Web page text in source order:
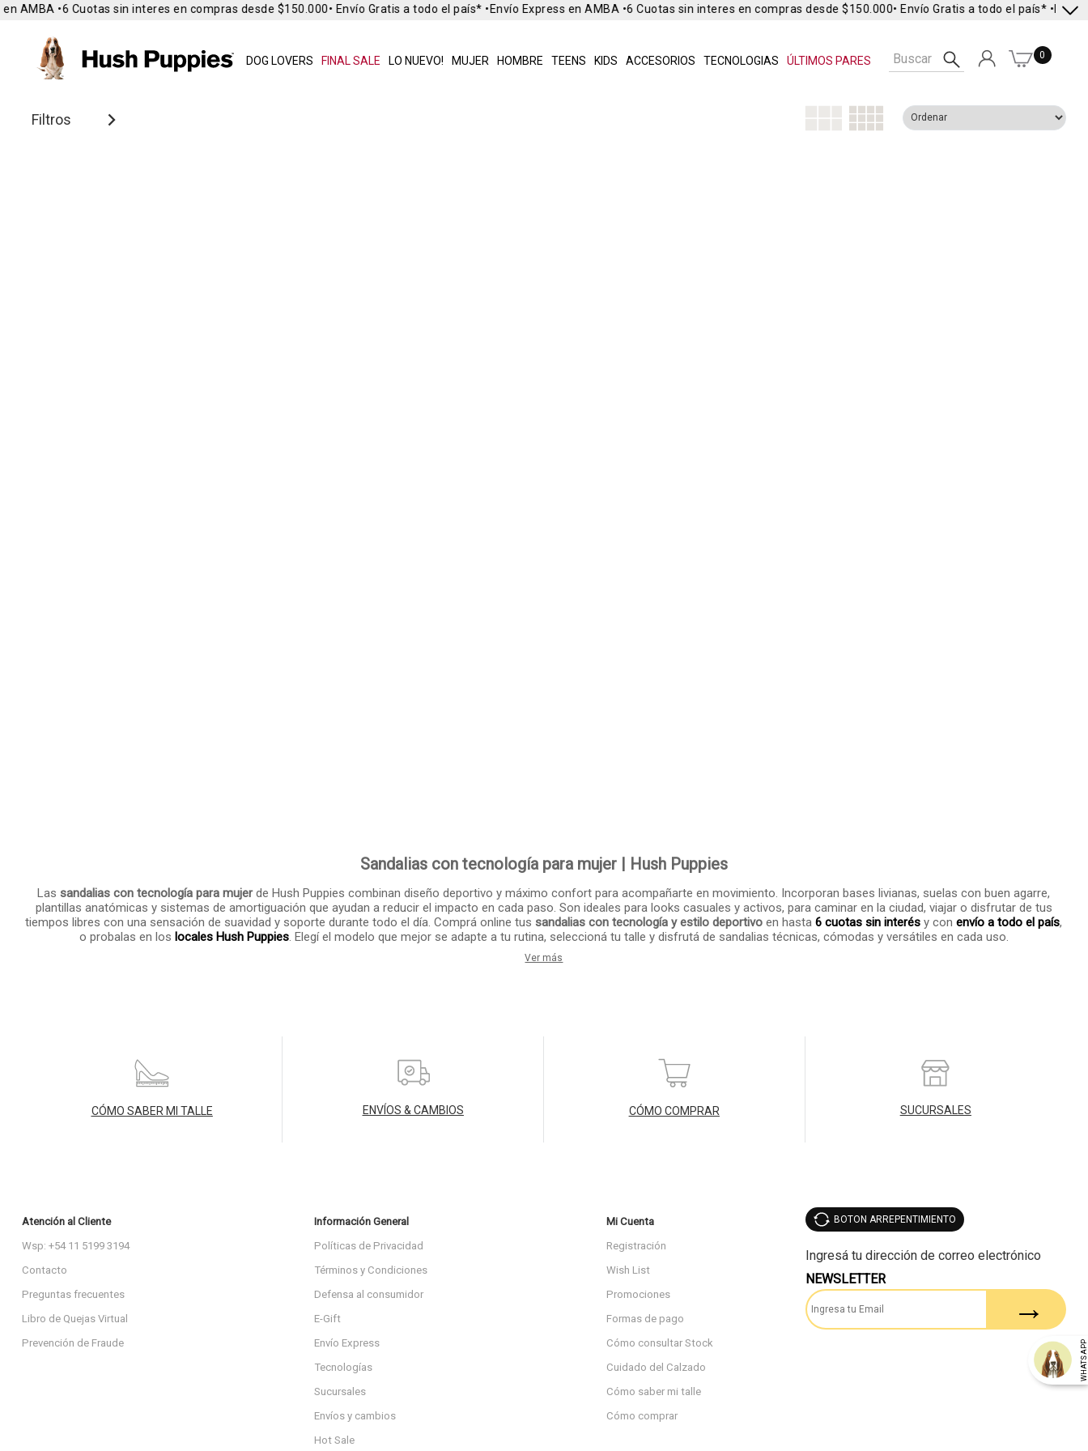
DOG LOVERS FINAL SALE LO NUEVO! MUJER HOMBRE TEENS KIDS ACCESORIOS TECNOLOGIAS ÚLTIMOS PARES
AMBA •6 Cuotas sin interes en compras desde $150.000• Envío Gratis a todo el país* •Envío Express en AMBA •6 Cuotas sin interes en compras desde $150.000• Envío Gratis a todo el país* •Envío
0
Filtros
Sandalias con tecnología para mujer | Hush Puppies
Lassandalias con tecnología para mujerde Hush Puppies combinan diseño deportivo y máximo confort para acompañarte en movimiento. Incorporan bases livianas, suelas con buen agarre,
plantillas anatómicas y sistemas de amortiguación que ayudan a reducir el impacto en cada paso. Son ideales para looks casuales y activos, para caminar en la ciudad, viajar o disfrutar de tus
tiempos libres con una sensación de suavidad y soporte durante todo el día. Comprá online tussandalias con tecnología y estilo deportivo en hasta6 cuotas sin interés y conenvío a todo el país,
o probalas en los locales Hush Puppies. Elegí el modelo que mejor se adapte a tu rutina, seleccioná tu talle y disfrutá de sandalias técnicas, cómodas y versátiles en cada uso.
Ver más
CÓMO SABER MI TALLE ENVÍOS & CAMBIOS CÓMO COMPRAR SUCURSALES
Atención al Cliente
Wsp: +54 11 5199 3194
Contacto
Preguntas frecuentes
Libro de Quejas Virtual
Prevención de Fraude
Información General
Políticas de Privacidad
Términos y Condiciones
Defensa al consumidor
E-Gift
Envío Express
Tecnologías
Sucursales
Envíos y cambios
Hot Sale
Mi Cuenta
Registración
Wish List
Promociones
Formas de pago
Cómo consultar Stock
Cuidado del Calzado
Cómo saber mi talle
Cómo comprar
WHATSAPP
BOTON ARREPENTIMIENTO
NEWSLETTER